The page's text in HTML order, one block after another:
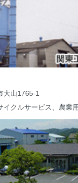
大山1765-1
イクルサービス、農業